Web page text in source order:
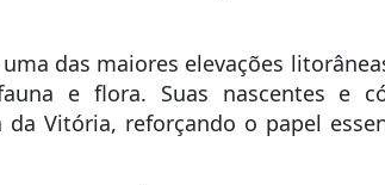
das maiores elevações
e flora. Suas nascentes e
Vitória, reforçando o papel